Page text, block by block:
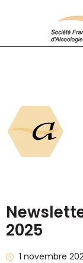
Panneau de
2025
1 novembre